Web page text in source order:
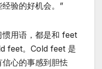
验的好机会。”
惯用语，都是和 feet
feet。Cold feet 是
心的事感到胆怯